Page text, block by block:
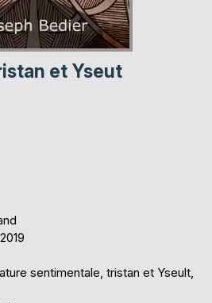
et Yseut
sentimentale, tristan et Yseult,